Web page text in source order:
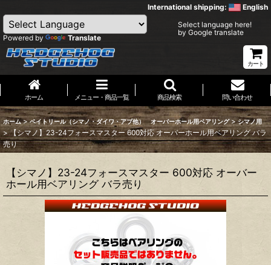
International shipping: English
Powered by Translate
Select language here!
by Google translate
カート
ホーム メニュー・商品一覧 商品検索 問い合わせ
ホーム > ベイトリール（シマノ・ダイワ・アブ他） オーバーホール用ベアリング > シマノ用
> 【シマノ】23-24フォースマスター 600対応 オーバーホール用ベアリング バラ
売り
【シマノ】23-24フォースマスター 600対応 オーバー
ホール用ベアリング バラ売り